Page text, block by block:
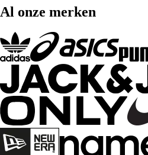
Al onze merken